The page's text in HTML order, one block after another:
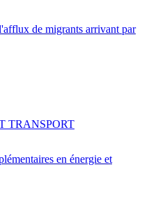
de migrants arrivant par
en énergie et
TRANSPORT